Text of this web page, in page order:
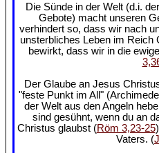
Die Sünde in der Welt (d.i.
Gebote) macht unseren
verhindert so, dass wir nach
unsterbliches Leben im Reich
bewirkt, dass wir in die
Der Glaube an Jesus
"feste Punkt im All"
der Welt aus den Angeln
sind gesühnt, wenn du an
Christus glaubst (Röm 3,23-25
Vaters. (